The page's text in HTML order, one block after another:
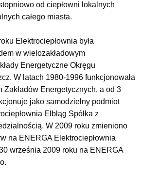
od ciepłowni lokalnych
całego miasta.
Elektrociepłownia była
w wielozakładowym
Energetyczne Okręgu
W latach 1980-1996 funkcjonowała
Zakładów Energetycznych, a od 3
jako samodzielny podmiot
Elbląg Spółka z
W 2009 roku zmieniono
na ENERGA Elektrociepłownia
września 2009 roku na ENERGA